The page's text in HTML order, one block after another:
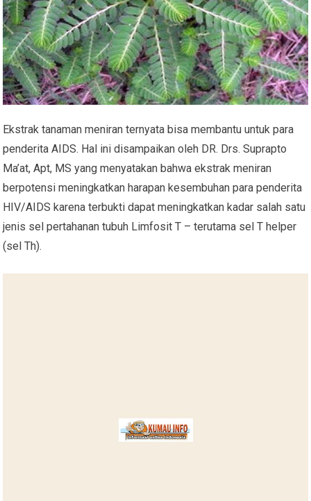
Ekstrak tanaman meniran ternyata bisa membantu untuk para
penderita AIDS. Hal ini disampaikan oleh DR. Drs. Suprapto
Ma’at, Apt, MS yang menyatakan bahwa ekstrak meniran
berpotensi meningkatkan harapan kesembuhan para penderita
HIV/AIDS karena terbukti dapat meningkatkan kadar salah satu
jenis sel pertahanan tubuh Limfosit T – terutama sel T helper
(sel Th).